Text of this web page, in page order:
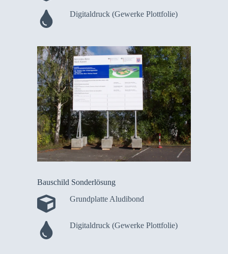
Digitaldruck (Gewerke Plottfolie)
Bauschild Sonderlösung
Grundplatte Aludibond
Digitaldruck (Gewerke Plottfolie)